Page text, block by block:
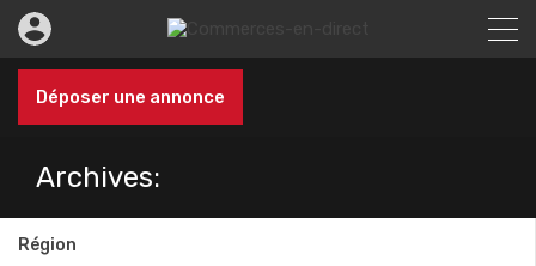
Déposer une annonce
Archives:
Région